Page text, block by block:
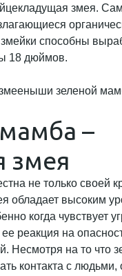
змея.
способны
18 дюймов.
–
змея
не только своей
обладает высоким
когда чувствует
реакция на
Несмотря на то что
контакта с людьми,